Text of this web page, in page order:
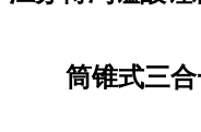
筒锥式三